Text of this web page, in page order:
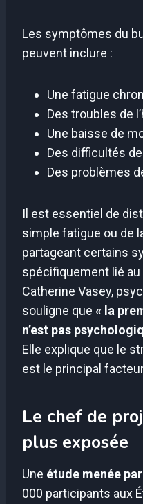
Les symptômes du
peuvent inclure :
Une fatigue
Des troubles de
Une baisse de
Des difficultés
Des problèmes
Il est essentiel de
simple fatigue ou de
partageant certains
spécifiquement lié
Catherine Vasey,
souligne que « la
n’est pas
Elle explique que le
est le principal
Le chef de
plus exposée
Une étude menée
000 participants aux